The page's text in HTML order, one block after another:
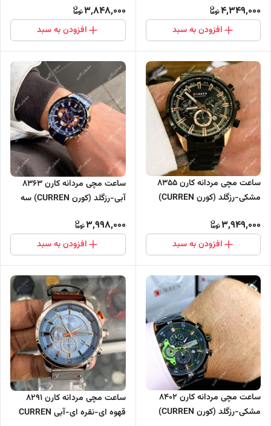
4,349,000
افزودن به سبد
3,848,000
افزودن به سبد
ساعت مچی مردانه کارن 8355
مشکی-رزگلد (کورن CURREN)
3,949,000
افزودن به سبد
ساعت مچی مردانه کارن 8363
آبی-رزگلد (کورن CURREN) سه
3,998,000
افزودن به سبد
ساعت مچی مردانه کارن 8402
مشکی-رزگلد (کورن CURREN)
ساعت مچی مردانه کارن 8291
قهوه ای-نقره ای-آبی CURREN